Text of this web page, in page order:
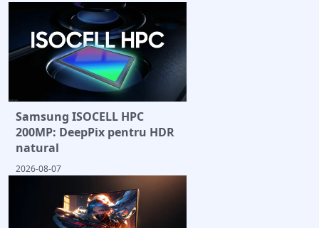
Samsung ISOCELL HPC
200MP: DeepPix pentru HDR
natural
2026-08-07